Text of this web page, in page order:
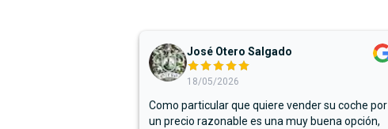
José Otero Salgado
18/05/2026
Como particular que quiere vender su coche por
un precio razonable es una muy buena opción,